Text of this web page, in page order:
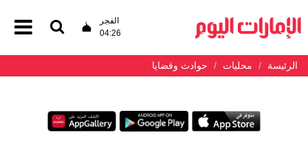
الفجر
04:26
الرئيسة محليات حوادث وقضايا